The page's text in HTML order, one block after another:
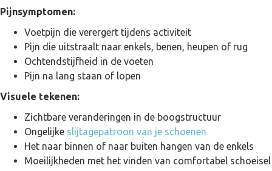
Pijnsymptomen:
Voetpijn die verergert tijdens activiteit
Pijn die uitstraalt naar enkels, benen, heupen of rug
Ochtendstijfheid in de voeten
Pijn na lang staan of lopen
Visuele tekenen:
Zichtbare veranderingen in de boogstructuur
Ongelijke slijtagepatroon van je schoenen
Het naar binnen of naar buiten hangen van de enkels
Moeilijkheden met het vinden van comfortabel schoeisel